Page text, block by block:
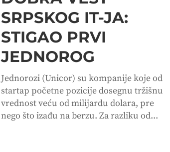
SRPSKOG IT-JA:
STIGAO PRVI
JEDNOROG
Jednorozi (Unicor) su kompanije koje od
startap početne pozicije dosegnu tržišnu
vrednost veću od milijardu dolara, pre
nego što izađu na berzu. Za razliku od...